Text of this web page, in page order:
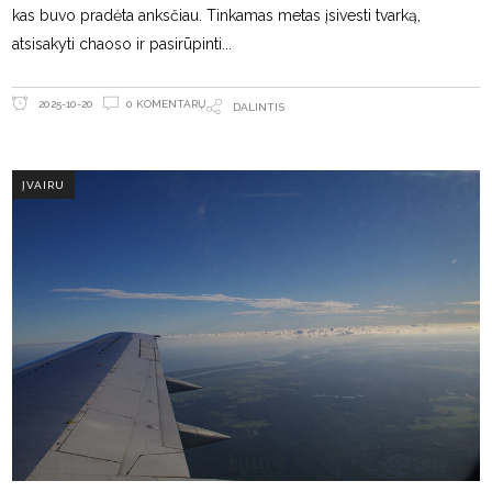
kas buvo pradėta anksčiau. Tinkamas metas įsivesti tvarką,
atsisakyti chaoso ir pasirūpinti
2025-10-20 0 KOMENTARŲ DALINTIS
ĮVAIRU